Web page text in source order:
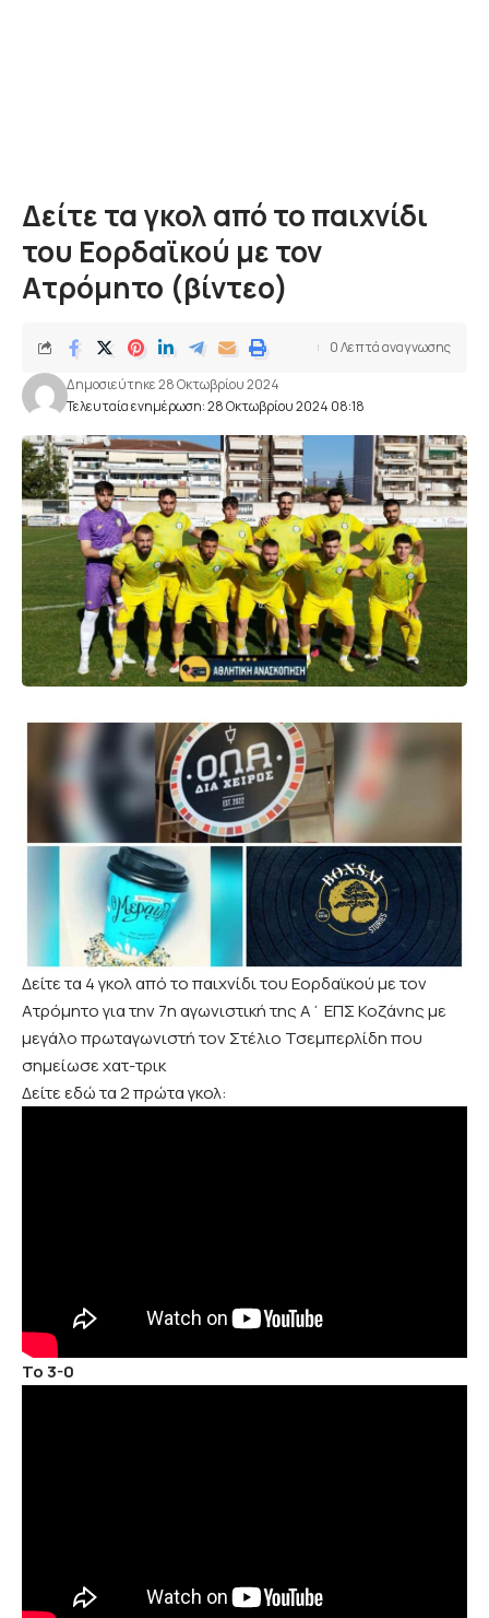
Δείτε τα γκολ από το παιχνίδι
του Εορδαϊκού με τον
Ατρόμητο (βίντεο)
Τελευταία ενημέρωση: 28 Οκτωβρίου 2024 08:18
Δημοσιεύτηκε 28 Οκτωβρίου 2024
0 Λεπτά αναγνωσης
Δείτε τα 4 γκολ από τοπαιχνίδι του Εορδαϊκού με τον
Ατρόμητογια την7η αγωνιστική της Α΄ ΕΠΣ Κοζάνηςμε
μεγάλοπρωταγωνιστή τον Στέλιο Τσεμπερλίδηπου
σημείωσε χατ-τρικ
Δείτε εδώ τα 2 πρώτα γκολ:
Το 3-0